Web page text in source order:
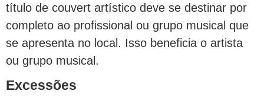
título de couvert artístico deve se destinar por
completo ao profissional ou grupo musical que
se apresenta no local. Isso beneficia o artista
ou grupo musical.
Excessões